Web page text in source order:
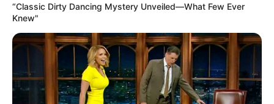
“Classic Dirty Dancing Mystery Unveiled—What Few Ever
Knew"